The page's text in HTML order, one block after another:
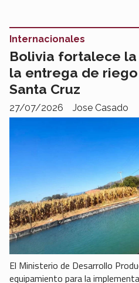
Bolivia fortalece
la entrega de
Santa Cruz
Jose Casado
Internacionales
27/07/2026
El Ministerio de Desarrollo
equipamiento para la